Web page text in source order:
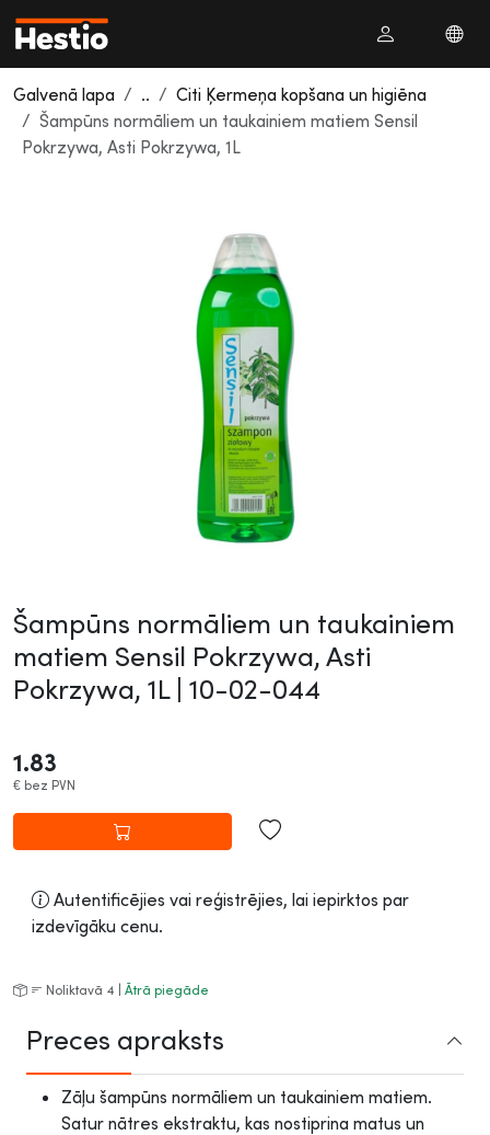
Galvenā lapa ..
Citi Ķermeņa kopšana un higiēna
Šampūns normāliem un taukainiem matiem Sensil
Pokrzywa, Asti Pokrzywa, 1L
Šampūns normāliem un taukainiem
matiem Sensil Pokrzywa, Asti
Pokrzywa, 1L | 10-02-044
1.83
€ bez PVN
Autentificējies vai reģistrējies, lai iepirktos par
izdevīgāku cenu.
Noliktavā 4 | Ātrā piegāde
Preces apraksts
Zāļu šampūns normāliem un taukainiem matiem.
Satur nātres ekstraktu, kas nostiprina matus un